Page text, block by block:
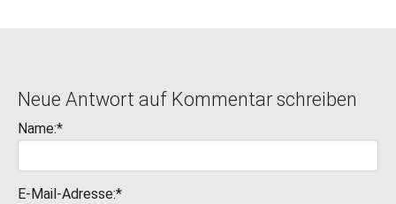
Neue Antwort auf Kommentar schreiben
Name:*
E-Mail-Adresse:*